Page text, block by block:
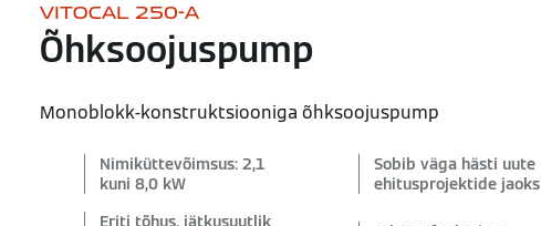
VITOCAL 250-A
Õhksoojuspump
Monoblokk-konstruktsiooniga õhksoojuspump
Nimiküttevõimsus: 2,1
kuni 8,0 kW
Sobib väga hästi uute
ehitusprojektide jaoks
Eriti tõhus, jätkusuutlik